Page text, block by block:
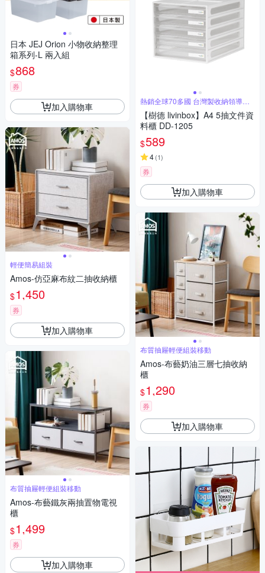
日本 JEJ Orion 小物收納整理
箱系列-L 兩入組
$868
券
加入購物車
輕便簡易組裝
Amos-仿亞麻布紋二抽收納櫃
$1,450
券
加入購物車
布質抽屜輕便組裝移動
Amos-布藝鐵灰兩抽置物電視
櫃
$1,499
券
加入購物車
熱銷全球70多國 台灣製收納領導品
牌
【樹德 livinbox】A4 5抽文件資
料櫃 DD-1205
$589
4(1)
券
加入購物車
布質抽屜輕便組裝移動
Amos-布藝奶油三層七抽收納
櫃
$1,290
券
加入購物車